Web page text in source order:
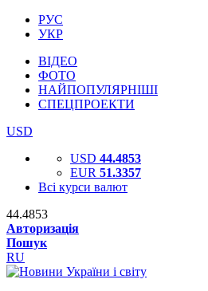
РУС
УКР
ВІДЕО
ФОТО
НАЙПОПУЛЯРНІШІ
СПЕЦПРОЕКТИ
USD
USD 44.4853
EUR 51.3357
Всі курси валют
44.4853
Авторизація
Пошук
RU